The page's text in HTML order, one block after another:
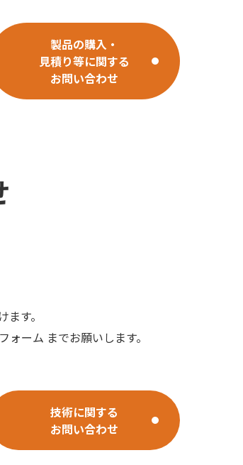
製品の購入・
見積り等に関する
お問い合わせ
す。
ーム までお願いします。
技術に関する
お問い合わせ